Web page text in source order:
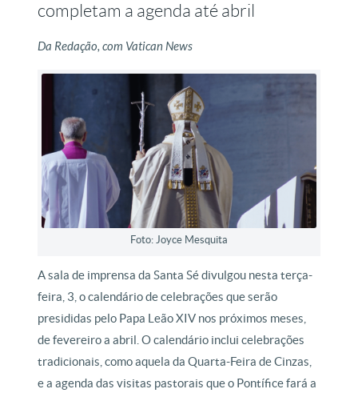
completam a agenda até abril
Da Redação, com Vatican News
Foto: Joyce Mesquita
A sala de imprensa da Santa Sé divulgou nesta terça-
feira, 3, o calendário de celebrações que serão
presididas pelo Papa Leão XIV nos próximos meses,
de fevereiro a abril. O calendário inclui celebrações
tradicionais, como aquela da Quarta-Feira de Cinzas,
e a agenda das visitas pastorais que o Pontífice fará a